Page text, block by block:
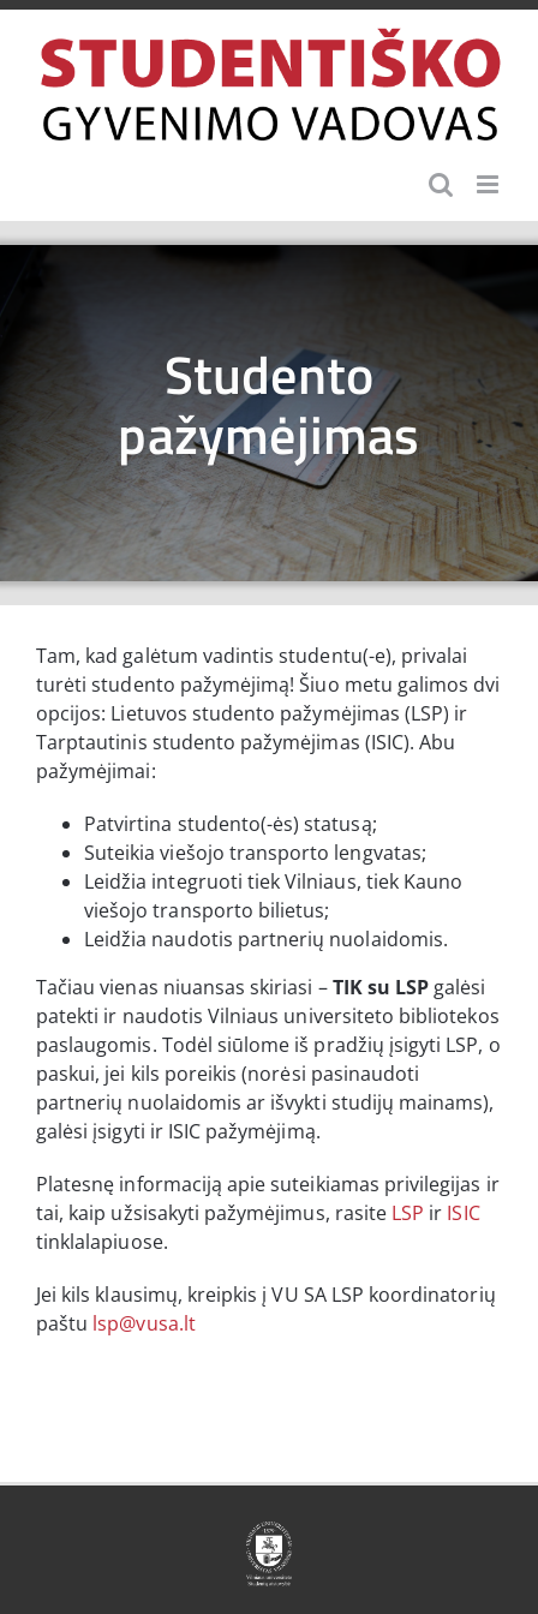
Skip
content
Studento
pažymėjimas
Tam, kad galėtum vadintis studentu(-e), privalai
turėti studento pažymėjimą! Šiuo metu galimos dvi
opcijos: Lietuvos studento pažymėjimas (LSP) ir
Tarptautinis studento pažymėjimas (ISIC). Abu
pažymėjimai:
Patvirtina studento(-ės) statusą;
Suteikia viešojo transporto lengvatas;
Leidžia integruoti tiek Vilniaus, tiek Kauno
viešojo transporto bilietus;
Leidžia naudotis partnerių nuolaidomis.
Tačiau vienas niuansas skiriasi –TIK su LSP galėsi
patekti ir naudotis Vilniaus universiteto bibliotekos
paslaugomis. Todėl siūlome iš pradžių įsigyti LSP, o
paskui, jei kils poreikis (norėsi pasinaudoti
partnerių nuolaidomis ar išvykti studijų mainams),
galėsi įsigyti ir ISIC pažymėjimą.
Platesnę informaciją apie suteikiamas privilegijas ir
tai, kaip užsisakyti pažymėjimus, rasite LSP ir ISIC
tinklalapiuose.
Jei kils klausimų, kreipkis į VU SA LSP koordinatorių
paštu lsp@vusa.lt